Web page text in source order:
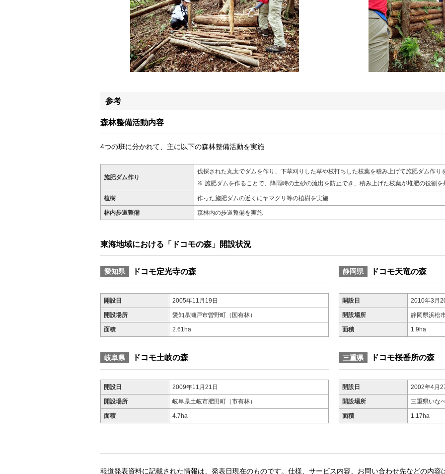
参考
森林整備活動内容
4つの班に分かれて、主に以下の森林整備活動を実施
施肥ダム作り
伐採された丸太でダムを作り、下草刈りした草や枝打ちした枝葉を積み上げて施肥ダム作り
施肥ダムを作ることで、降雨時の土砂の流出を防止でき、積み上げた枝葉が堆肥の役割を
植樹 作った施肥ダムの近くにヤマグリ等の植樹を実施
林内歩道整備 森林内の歩道整備を実施
東海地域における「ドコモの森」開設状況
愛知県 ドコモ定光寺の森
開設日 2005年11月19日
開設場所 愛知県瀬戸市曽野町（国有林）
面積 2.61ha
静岡県 ドコモ天竜の森
開設日 2010年3月
開設場所 静岡県浜松
面積 1.9ha
岐阜県 ドコモ土岐の森
開設日 2009年11月21日
開設場所 岐阜県土岐市肥田町（市有林）
面積 4.7ha
三重県 ドコモ桜番所の森
開設日 2002年4月
開設場所 三重県いな
面積 1.17ha
報道発表資料に記載された情報は、発表日現在のものです。仕様、サービス内容、お問い合わせ先などの内